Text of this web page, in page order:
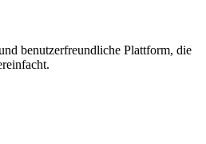
benutzerfreundliche Plattform, die